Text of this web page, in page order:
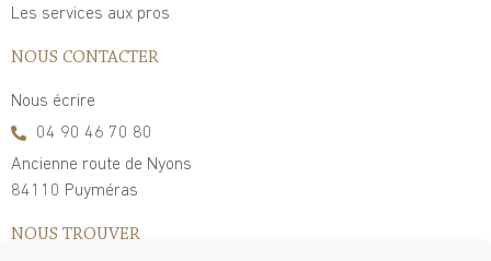
Les services aux pros
NOUS CONTACTER
Nous écrire
04 90 46 70 80
Ancienne route de Nyons
84110 Puyméras
NOUS TROUVER